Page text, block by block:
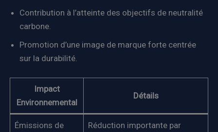
Contribution à l’atteinte des objectifs de neutralité
carbone.
Promotion d’une image de marque forte centrée
sur la durabilité.
Impact
Environnemental
Détails
Émissions de
Réduction importante par